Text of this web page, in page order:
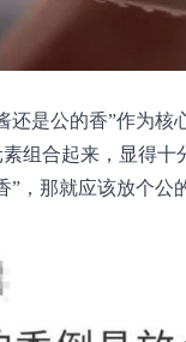
还是公的香”作为
组合起来，显得十
，那就应该放个公